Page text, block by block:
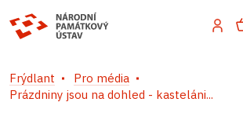
Frýdlant
Pro média
Prázdniny jsou na dohled - kasteláni...